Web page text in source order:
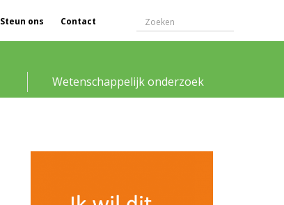
Steun ons Contact
Wetenschappelijk onderzoek